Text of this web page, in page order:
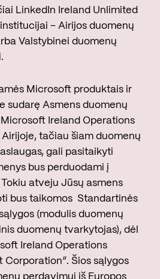
LinkedIn Ireland Unlimited
– Airijos duomenų
Valstybinei duomenų
Microsoft produktais ir
sudarę Asmens duomenų
Ireland Operations
Airijoje, tačiau šiam duomenų
gali pasitaikyti
bus perduodami į
atveju Jūsų asmens
bus taikomos Standartinės
(modulis duomenų
duomenų tvarkytojas), dėl
Ireland Operations
Corporation“. Šios sąlygos
perdavimui iš Europos